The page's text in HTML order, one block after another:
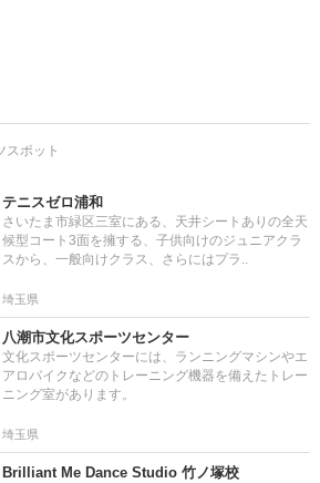
スポット
テニスゼロ浦和
さいたま市緑区三室にある、天井シートありの全天
候型コート3面を擁する、子供向けのジュニアクラ
スから、一般向けクラス、さらにはプラ..
埼玉県
八潮市文化スポーツセンター
文化スポーツセンターには、ランニングマシンやエ
アロバイクなどのトレーニング機器を備えたトレー
ニング室があります。
埼玉県
Brilliant Me Dance Studio 竹ノ塚校